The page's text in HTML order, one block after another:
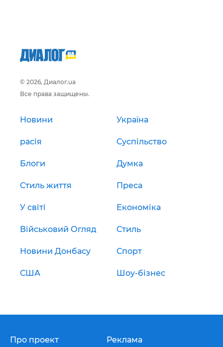
© 2026, Диалог.ua
Все права защищены.
Новини Україна
расія Суспільство
Блоги Думка
Стиль життя Преса
У світі Економіка
Військовий Огляд Стиль
Новини Донбасу Спорт
США Шоу-бізнес
Про проект Реклама